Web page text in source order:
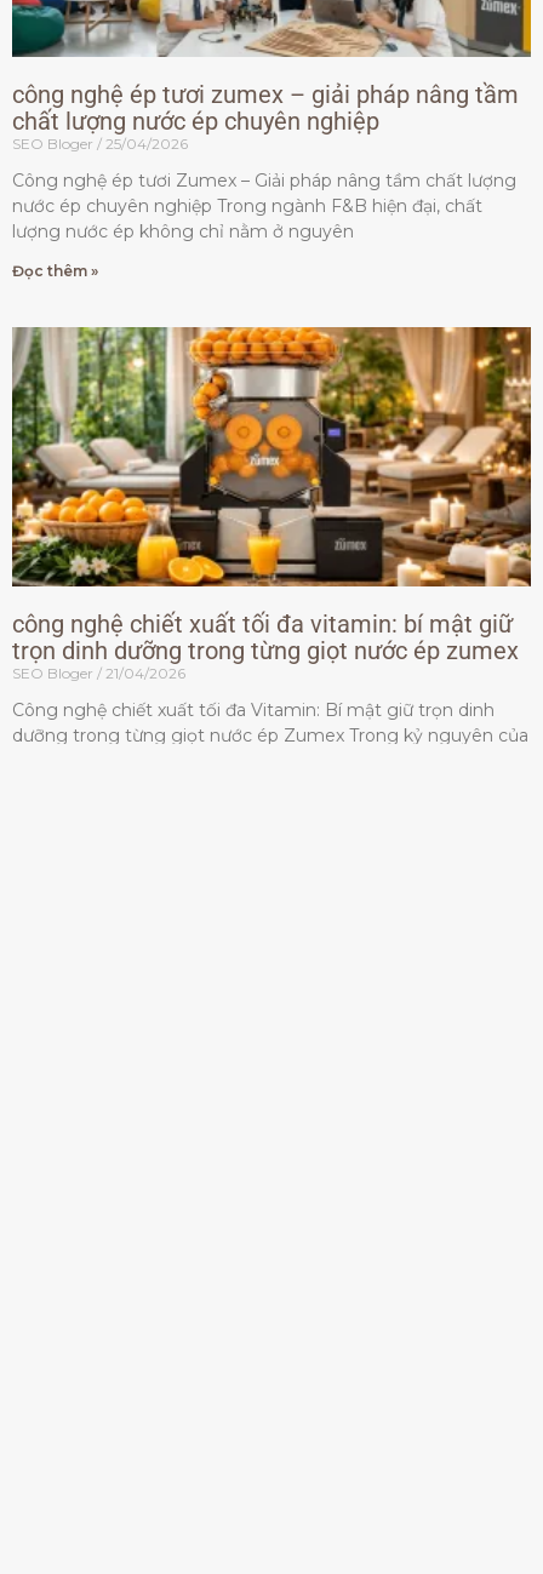
công nghệ ép tươi zumex – giải pháp nâng tầm
chất lượng nước ép chuyên nghiệp
SEO Bloger 25/04/2026
Công nghệ ép tươi Zumex – Giải pháp nâng tầm chất lượng
nước ép chuyên nghiệp Trong ngành F&B hiện đại, chất
lượng nước ép không chỉ nằm ở nguyên
Đọc thêm »
công nghệ chiết xuất tối đa vitamin: bí mật giữ
trọn dinh dưỡng trong từng giọt nước ép zumex
SEO Bloger 21/04/2026
Công nghệ chiết xuất tối đa Vitamin: Bí mật giữ trọn dinh
dưỡng trong từng giọt nước ép Zumex Trong kỷ nguyên của